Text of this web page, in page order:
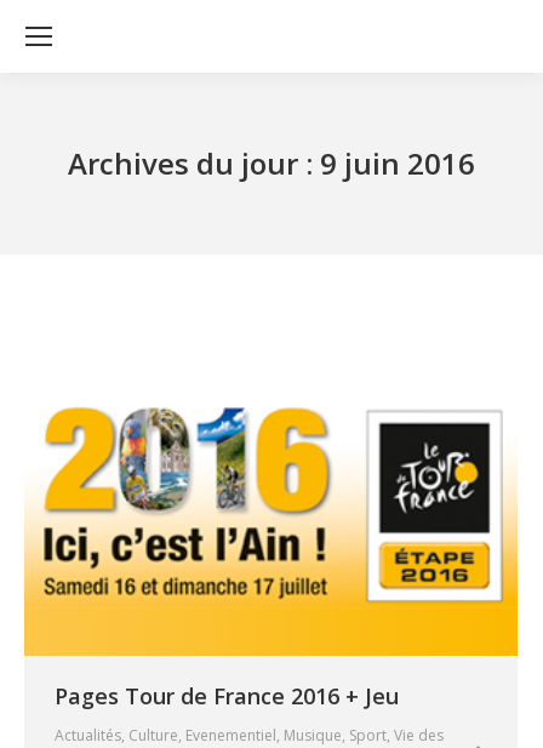
Archives du jour : 9 juin 2016
Pages Tour de France 2016 + Jeu
Actualités, Culture, Evenementiel, Musique, Sport, Vie des